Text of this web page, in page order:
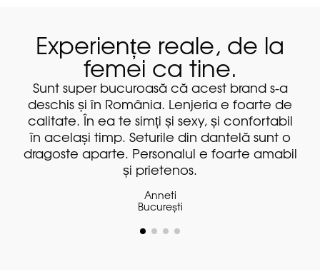
Experiențe reale, de la
femei ca tine.
super bucuroasă că acest brand s-a
și în România. Lenjeria e foarte de
În ea te simți și sexy, și confortabil
timp. Seturile din dantelă sunt o
aparte. Personalul e foarte amabil
și prietenos.
București
Foarte